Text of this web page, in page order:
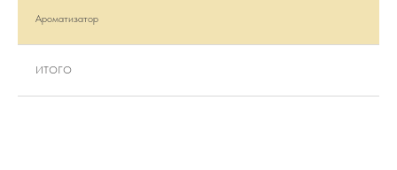
Ароматизатор
ИТОГО